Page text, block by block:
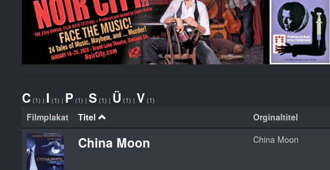
C (1) | I (1) | P (1) | S (1) | Ü (1) | V (1)
Filmplakat Titel Orginaltitel
China Moon China Moon